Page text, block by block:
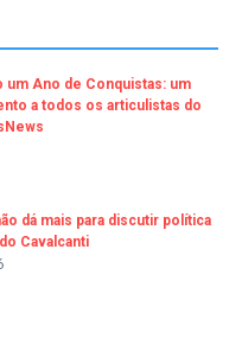
um Ano de Conquistas: um
a todos os articulistas do
dá mais para discutir política
Cavalcanti